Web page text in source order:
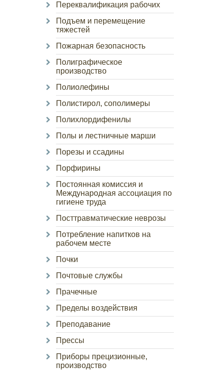
Переквалификация рабочих
Подъем и перемещение
тяжестей
Пожарная безопасность
Полиграфическое
производство
Полиолефины
Полистирол, сополимеры
Полихлордифенилы
Полы и лестничные марши
Порезы и ссадины
Порфирины
Постоянная комиссия и
Международная ассоциация по
гигиене труда
Посттравматические неврозы
Потребление напитков на
рабочем месте
Почки
Почтовые службы
Прачечные
Пределы воздействия
Преподавание
Прессы
Приборы прецизионные,
производство